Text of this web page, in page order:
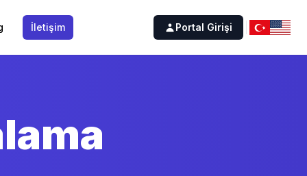
İletişim Portal Girişi